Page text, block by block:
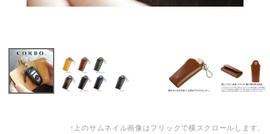
↑上のサムネイル画像はフリックで横スクロールします。